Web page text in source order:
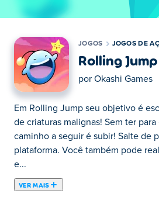
JOGOS JOGOS DE
Rolling Jump
por Okashi Games
Em Rolling Jump seu objetivo é
de criaturas malignas! Sem ter
caminho a seguir é subir! Salte de
plataforma. Você também pode
e...
VER MAIS